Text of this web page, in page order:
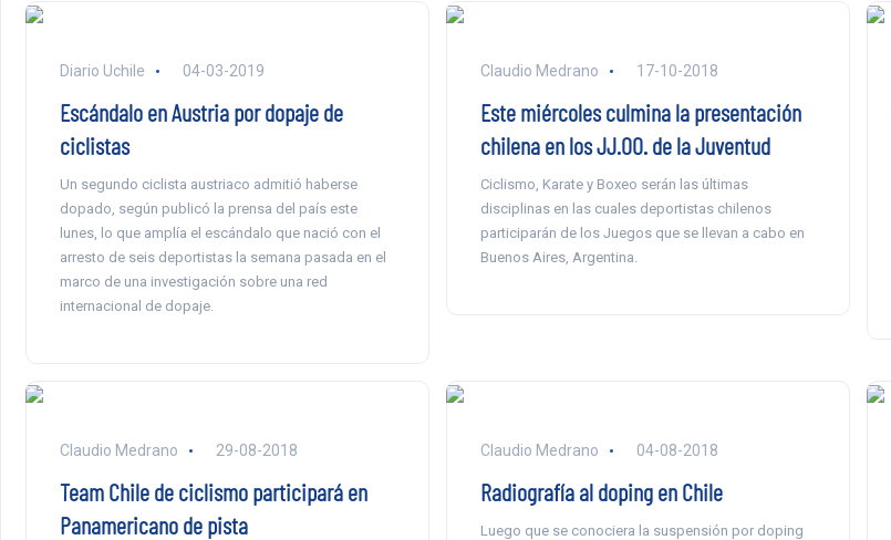
Diario Uchile 04-03-2019
Escándalo en Austria por dopaje de
ciclistas
Un segundo ciclista austriaco admitió haberse
dopado, según publicó la prensa del país este
lunes, lo que amplía el escándalo que nació con el
arresto de seis deportistas la semana pasada en el
marco de una investigación sobre una red
internacional de dopaje.
Claudio Medrano 17-10-2018
Este miércoles culmina la presentación
chilena en los JJ.OO. de la Juventud
Ciclismo, Karate y Boxeo serán las últimas
disciplinas en las cuales deportistas chilenos
participarán de los Juegos que se llevan a cabo en
Buenos Aires, Argentina.
Claudio Medrano 29-08-2018
Team Chile de ciclismo participará en
Panamericano de pista
Claudio Medrano 04-08-2018
Radiografía al doping en Chile
Luego que se conociera la suspensión por doping